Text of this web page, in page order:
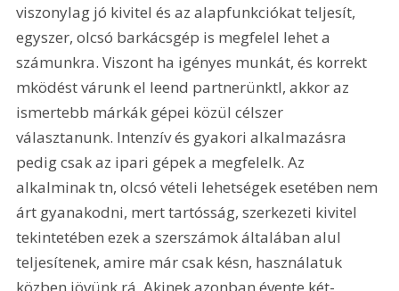
viszonylag jó kivitel és az alapfunkciókat teljesít,
egyszer, olcsó barkácsgép is megfelel lehet a
számunkra. Viszont ha igényes munkát, és korrekt
mködést várunk el leend partnerünktl, akkor az
ismertebb márkák gépei közül célszer
választanunk. Intenzív és gyakori alkalmazásra
pedig csak az ipari gépek a megfelelk. Az
alkalminak tn, olcsó vételi lehetségek esetében nem
árt gyanakodni, mert tartósság, szerkezeti kivitel
tekintetében ezek a szerszámok általában alul
teljesítenek, amire már csak késn, használatuk